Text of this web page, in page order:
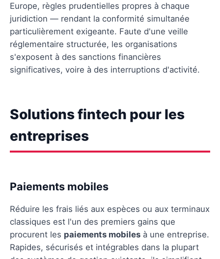
Europe, règles prudentielles propres à chaque
juridiction — rendant la conformité simultanée
particulièrement exigeante. Faute d'une veille
réglementaire structurée, les organisations
s'exposent à des sanctions financières
significatives, voire à des interruptions d'activité.
Solutions fintech pour les
entreprises
Paiements mobiles
Réduire les frais liés aux espèces ou aux terminaux
classiques est l'un des premiers gains que
procurent les paiements mobiles à une entreprise.
Rapides, sécurisés et intégrables dans la plupart